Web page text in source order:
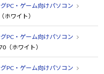
PC・ゲーム向けパソコン
ホワイト）
PC・ゲーム向けパソコン
（ホワイト）
PC・ゲーム向けパソコン